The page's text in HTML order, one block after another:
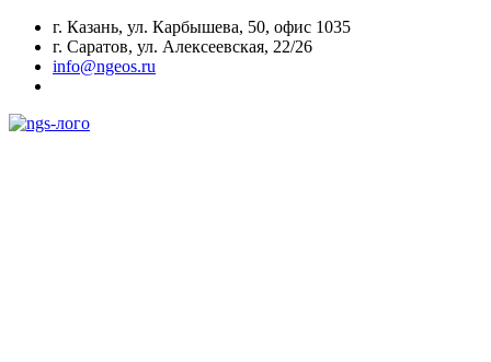
г. Казань, ул. Карбышева, 50, офис 1035
г. Саратов, ул. Алексеевская, 22/26
info@ngeos.ru